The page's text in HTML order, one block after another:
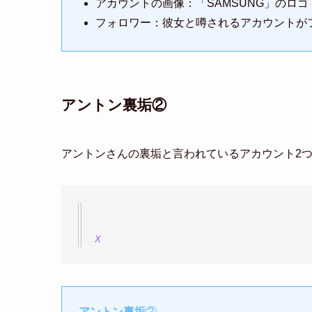
アカウントの画像：「SAMSUNG」のロゴ
フォロワー：彼女と噂されるアカウントが
アントン裏垢②
アントンさんの裏垢と言われているアカウント2
X